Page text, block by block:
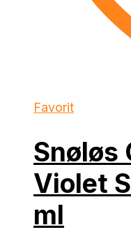
Favorit
Snøløs
Violet
ml